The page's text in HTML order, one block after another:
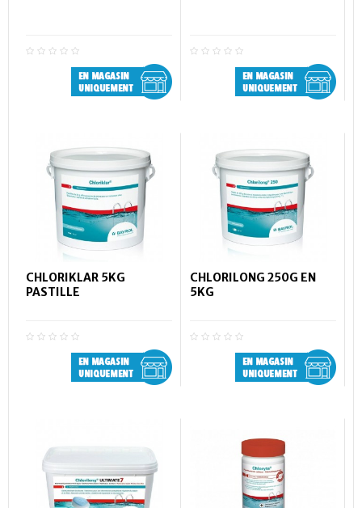
CHLORIKLAR 5KG
PASTILLE
CHLORILONG 250G EN
5KG